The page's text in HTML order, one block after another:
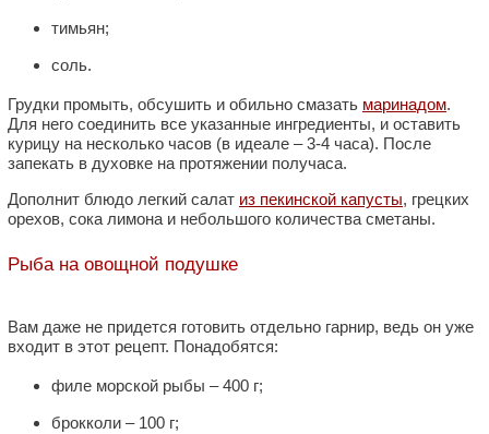
тимьян;
соль.
Грудки промыть, обсушить и обильно смазать маринадом.
Для него соединить все указанные ингредиенты, и оставить
курицу на несколько часов (в идеале – 3-4 часа). После
запекать в духовке на протяжении получаса.
Дополнит блюдо легкий салат из пекинской капусты, грецких
орехов, сока лимона и небольшого количества сметаны.
Рыба на овощной подушке
Вам даже не придется готовить отдельно гарнир, ведь он уже
входит в этот рецепт. Понадобятся:
филе морской рыбы – 400 г;
брокколи – 100 г;